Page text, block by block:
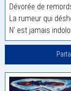
Dévorée de
La rumeur qui
N’ est jamais